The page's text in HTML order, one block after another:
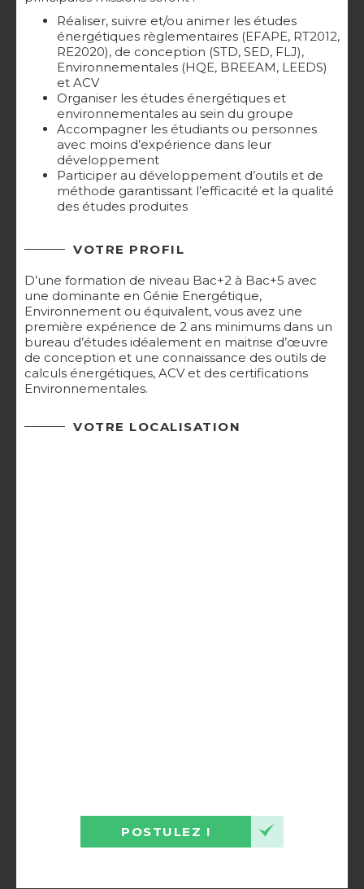
Réaliser, suivre et/ou animer les études
énergétiques règlementaires (EFAPE, RT2012,
RE2020), de conception (STD, SED, FLJ),
Environnementales (HQE, BREEAM, LEEDS)
et ACV
Organiser les études énergétiques et
environnementales au sein du groupe
Accompagner les étudiants ou personnes
avec moins d’expérience dans leur
développement
Participer au développement d’outils et de
méthode garantissant l’efficacité et la qualité
des études produites
VOTRE PROFIL
D’une formation de niveau Bac+2 à Bac+5 avec
une dominante en Génie Energétique,
Environnement ou équivalent, vous avez une
première expérience de 2 ans minimums dans un
bureau d’études idéalement en maitrise d’œuvre
de conception et une connaissance des outils de
calculs énergétiques, ACV et des certifications
Environnementales.
VOTRE LOCALISATION
POSTULEZ !